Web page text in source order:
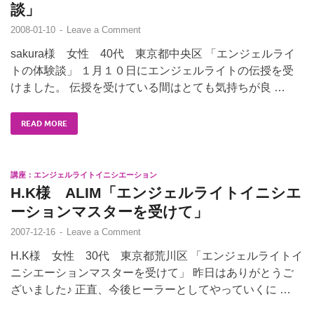
談」
2008-01-10 - Leave a Comment
sakura様 女性 40代 東京都中央区 「エンジェルライ
トの体験談」 １月１０日にエンジェルライトの伝授を受
けました。 伝授を受けている間はとても気持ちが良 …
READ MORE
講座：エンジェルライトイニシエーション
H.K様 ALIM「エンジェルライトイニシエ
ーションマスターを受けて」
2007-12-16 - Leave a Comment
H.K様 女性 30代 東京都荒川区 「エンジェルライトイ
ニシエーションマスターを受けて」 昨日はありがとうご
ざいました♪ 正直、今後ヒーラーとしてやっていくに …